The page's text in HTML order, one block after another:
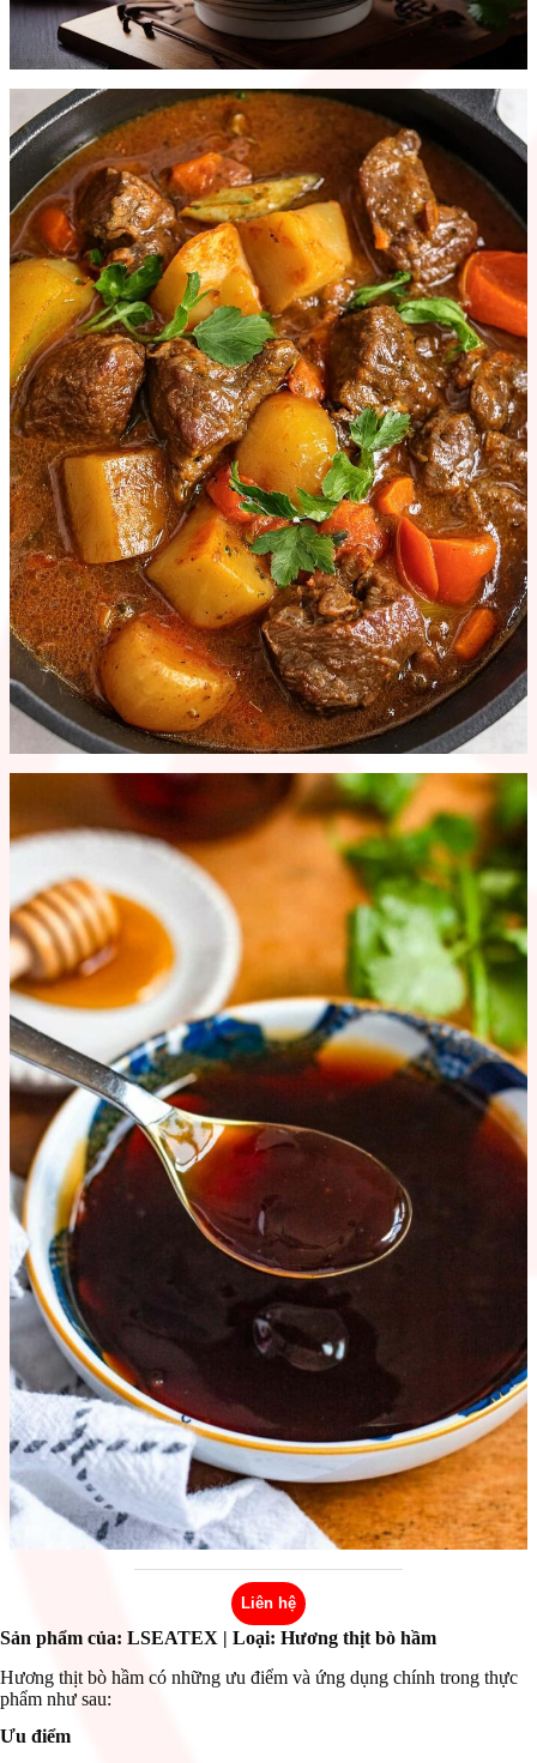
Liên hệ
Sản phẩm của: LSEATEX | Loại: Hương thịt bò hầm
Hương thịt bò hầm có những ưu điểm và ứng dụng chính trong thực
phẩm như sau:
Ưu điểm